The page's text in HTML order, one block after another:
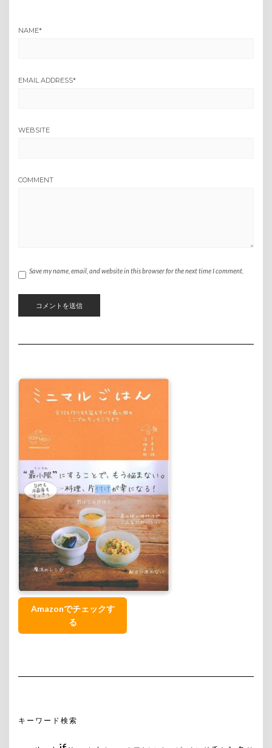
NAME*
EMAIL ADDRESS*
WEBSITE
COMMENT
Save my name, email, and website in this browser for the next time I comment.
Amazonでチェックす
る
キーワード検索